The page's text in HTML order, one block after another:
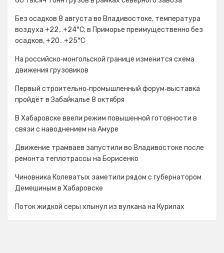
Без осадков 8 августа во Владивостоке, температура
воздуха +22…+24°С; в Приморье преимущественно без
осадков, +20…+25°C
На российско‑монгольской границе изменится схема
движения грузовиков
Первый строительно‑промышленный форум‑выставка
пройдёт в Забайкалье 8 октября
В Хабаровске ввели режим повышенной готовности в
связи с наводнением на Амуре
Движение трамваев запустили во Владивостоке после
ремонта теплотрассы на Борисенко
Чиновника Колеватых заметили рядом с губернатором
Демешиным в Хабаровске
Поток жидкой серы хлынул из вулкана на Курилах